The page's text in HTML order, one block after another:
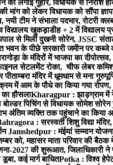
की लगाई गुहार, विधायक से निराश
मांग को लेकर विधायक को सौंपा
टीम ने संभाला पदभार, रोटरी
खुकड़ाडीह + 2 में विद्यालय
से मिलीं दुखनी सोरेन, JSSC
भवन के पीछे सरकारी जमीन पर कब्जे
के मंदिरों में भाजपा का दीपोत्सव,
फाइनल सेटलमेंट रोका, चीफ लेबर
मंदिर में धूमधाम से मना
में आम के पौधे का किया गया रोपण,
हौसलाKharagpur : झाड़ग्राम में
पिचिंग से विधायक सोमेश
अंतिम व्यक्ति तक पहुंचाने का किया
: सरस्वती शिशु विद्या
Jamshedpur : मंईयां सम्मान
को, महासर माता परिवार की बैठक
2027 की शुरूआत, जिलाधिकारी ने
कई मार्ग बाधितPotka : विश्व